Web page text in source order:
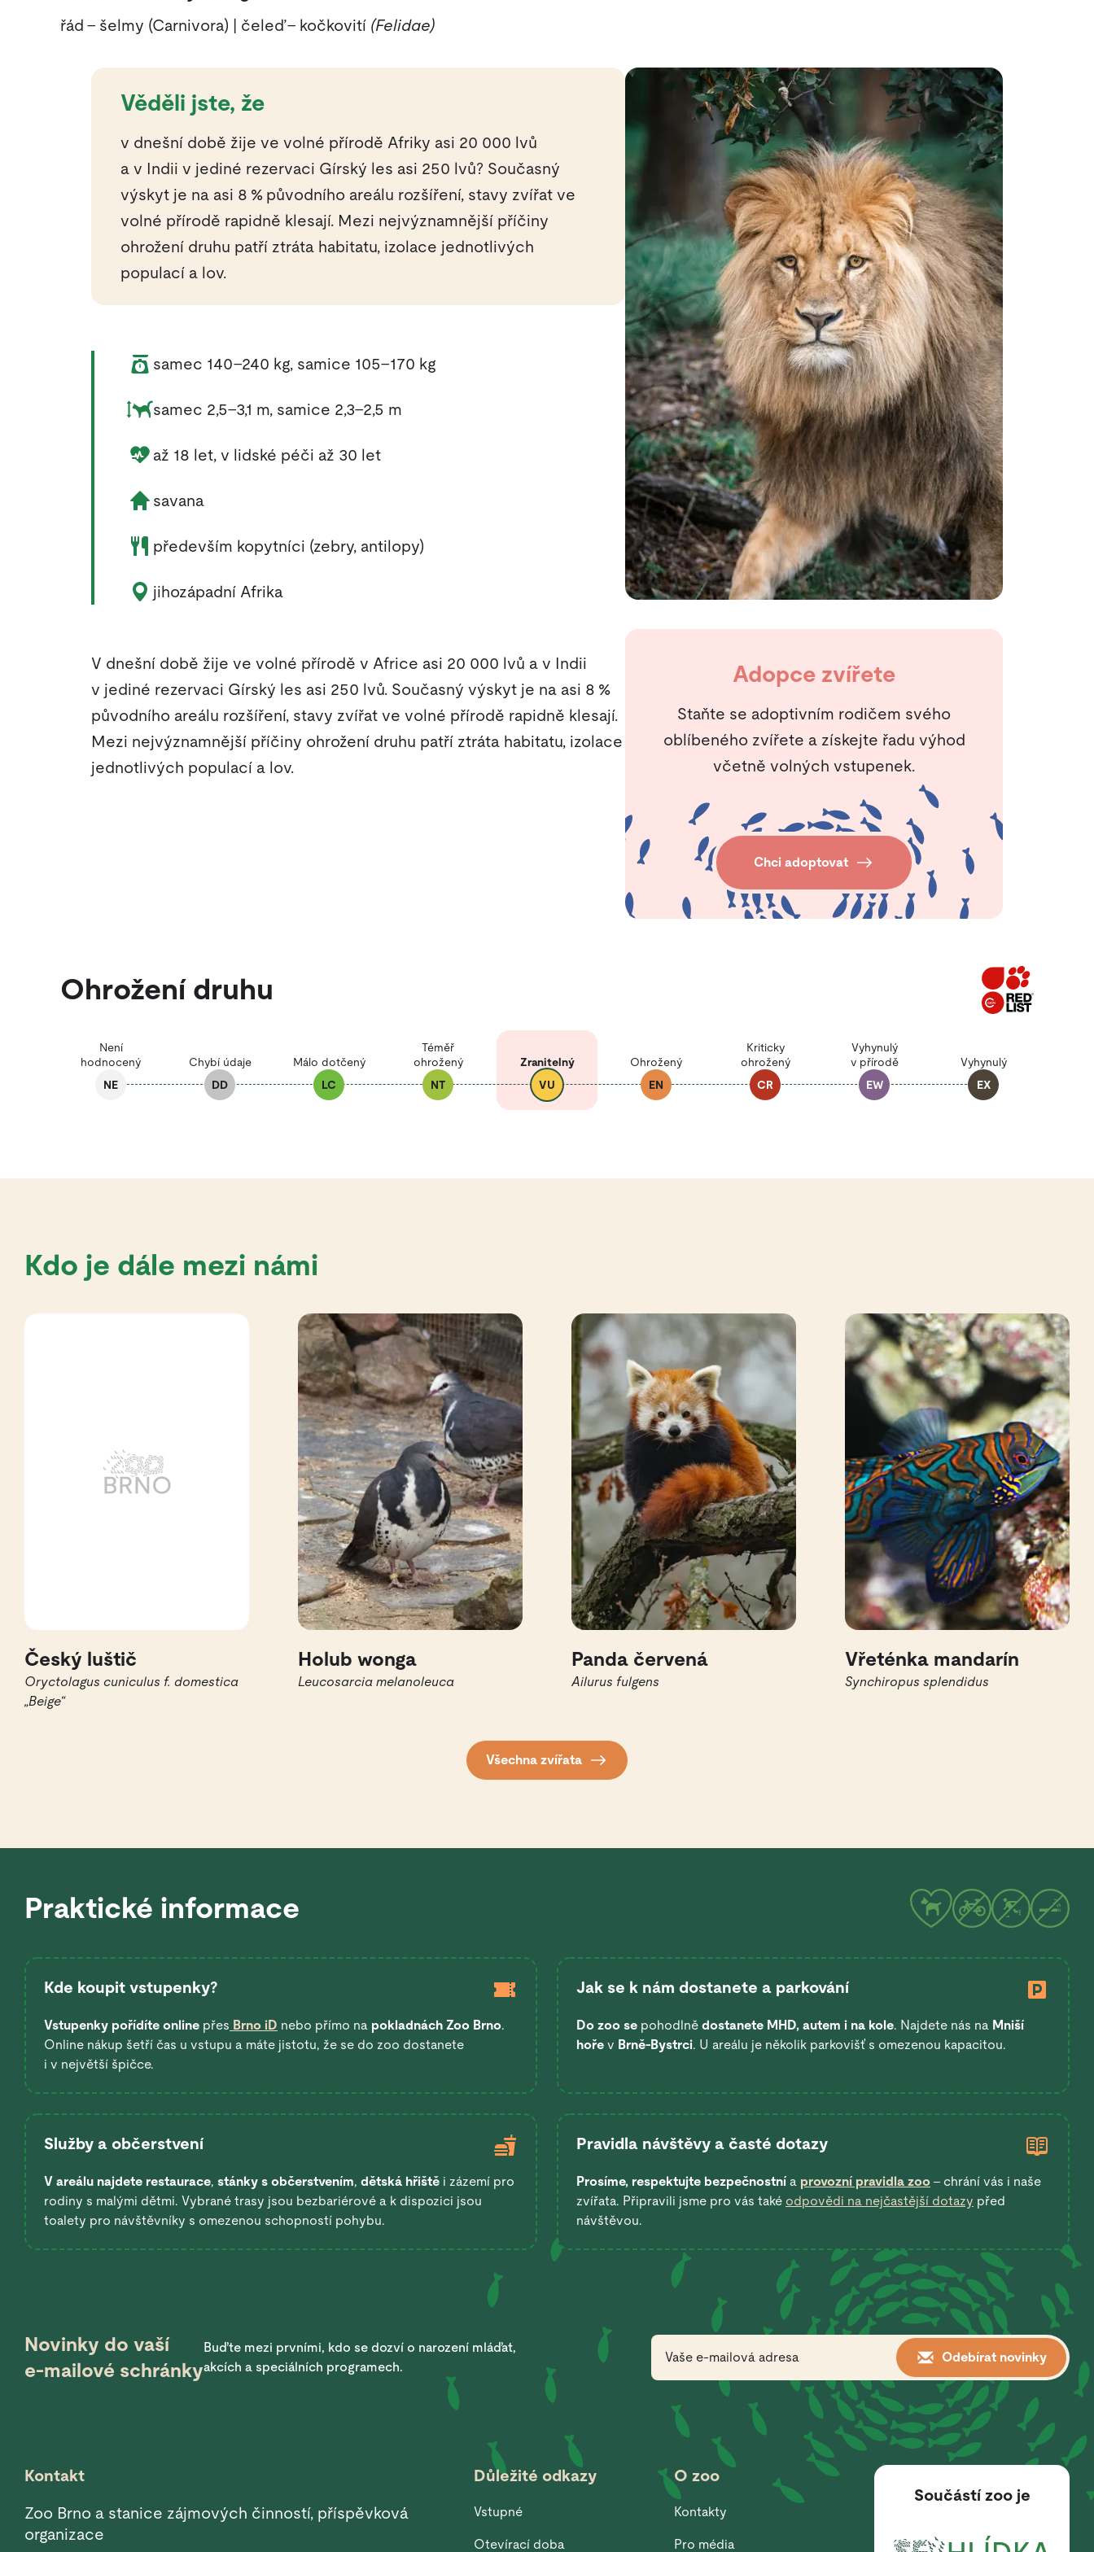
řád – šelmy (Carnivora) | čeleď – kočkovití (Felidae)
Věděli jste, že
v dnešní době žije ve volné přírodě Afriky asi 20 000 lvů
a v Indii v jediné rezervaci Gírský les asi 250 lvů? Současný
výskyt je na asi 8 % původního areálu rozšíření, stavy zvířat ve
volné přírodě rapidně klesají. Mezi nejvýznamnější příčiny
ohrožení druhu patří ztráta habitatu, izolace jednotlivých
populací a lov.
Váha zvířete:
samec 140–240 kg, samice 105–170 kg
Rozměry zvířete:
samec 2,5–3,1 m, samice 2,3–2,5 m
Délka života zvířete:
až 18 let, v lidské péči až 30 let
Životní prostředí zvířete:
savana
Potrava zvířete:
především kopytníci (zebry, antilopy)
Výskyt zvířete:
jihozápadní Afrika
V dnešní době žije ve volné přírodě v Africe asi 20 000 lvů a v Indii
v jediné rezervaci Gírský les asi 250 lvů. Současný výskyt je na asi 8 %
původního areálu rozšíření, stavy zvířat ve volné přírodě rapidně klesají.
Mezi nejvýznamnější příčiny ohrožení druhu patří ztráta habitatu, izolace
jednotlivých populací a lov.
Adopce zvířete
Staňte se adoptivním rodičem svého
oblíbeného zvířete a získejte řadu výhod
včetně volných vstupenek.
Chci adoptovat
Ohrožení druhu
Není
hodnocený
NE
Chybí údaje
DD
Málo dotčený
LC
Téměř
ohrožený
NT
Zranitelný
VU
Ohrožený
EN
Kriticky
ohrožený
CR
Vyhynulý
v přírodě
EW
Vyhynulý
EX
Kdo je dále mezi námi
Český luštič
Oryctolagus cuniculus f. domestica
„Beige“
Holub wonga
Leucosarcia melanoleuca
Panda červená
Ailurus fulgens
Vřeténka mandarín
Synchiropus splendidus
Všechna zvířata
Praktické informace
Kde koupit vstupenky?
Vstupenky pořídíte online přes Brno iD nebo přímo na pokladnách Zoo Brno.
Online nákup šetří čas u vstupu a máte jistotu, že se do zoo dostanete
i v největší špičce.
Jak se k nám dostanete a parkování
Do zoo se pohodlně dostanete MHD, autem i na kole. Najdete nás na Mniší
hoře v Brně-Bystrci. U areálu je několik parkovišť s omezenou kapacitou.
Služby a občerstvení
V areálu najdete restaurace, stánky s občerstvením, dětská hřiště i zázemí pro
rodiny s malými dětmi. Vybrané trasy jsou bezbariérové a k dispozici jsou
toalety pro návštěvníky s omezenou schopností pohybu.
Pravidla návštěvy a časté dotazy
Prosíme, respektujte bezpečnostní a provozní pravidla zoo – chrání vás i naše
zvířata. Připravili jsme pro vás také odpovědi na nejčastější dotazy před
návštěvou.
Novinky do vaší
e-mailové schránky
Buďte mezi prvními, kdo se dozví o narození mláďat,
akcích a speciálních programech.
Odebírat novinky
Kontakt
Zoo Brno a stanice zájmových činností, příspěvková
organizace
Důležité odkazy
Vstupné
Otevírací doba
O zoo
Kontakty
Pro média
Součástí zoo je